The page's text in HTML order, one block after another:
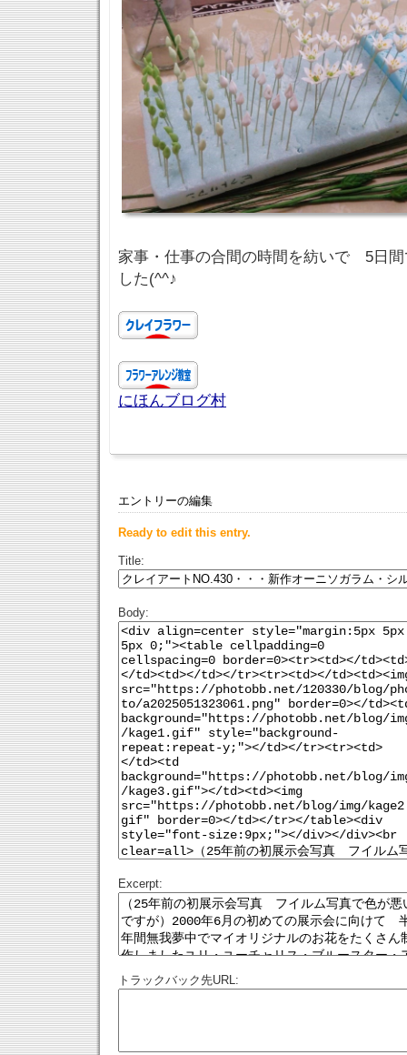
家事・仕事の合間の時間を紡いで 5日
した(^^♪
にほんブログ村
エントリーの編集
Ready to edit this entry.
Title:
Body:
Excerpt:
トラックバック先URL: